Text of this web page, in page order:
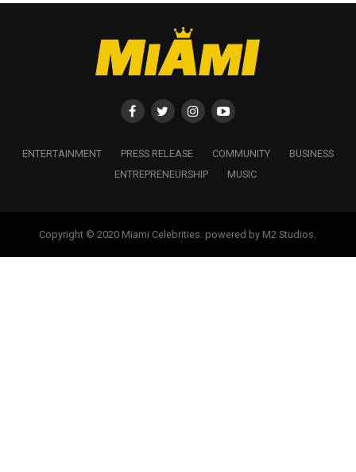
ENTERTAINMENT PRESS RELEASE COMMUNITY
BUSINESS
ENTREPRENEURSHIP
MUSIC
Copyright © 2020 Miami Celebrities. powered by M2 Studios.